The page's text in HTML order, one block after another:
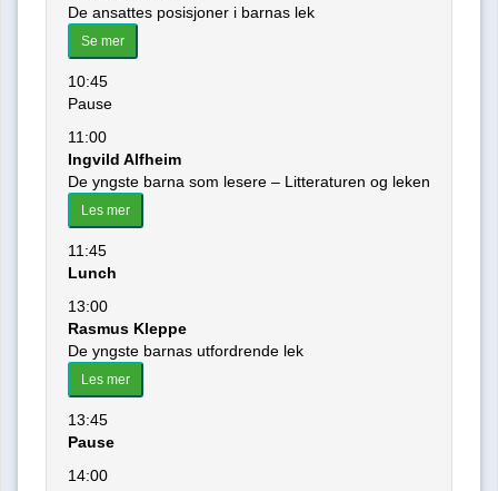
De ansattes posisjoner i barnas lek
Se mer
10:45
Pause
11:00
Ingvild Alfheim
De yngste barna som lesere – Litteraturen og leken
Les mer
11:45
Lunch
13:00
Rasmus Kleppe
De yngste barnas utfordrende lek
Les mer
13:45
Pause
14:00